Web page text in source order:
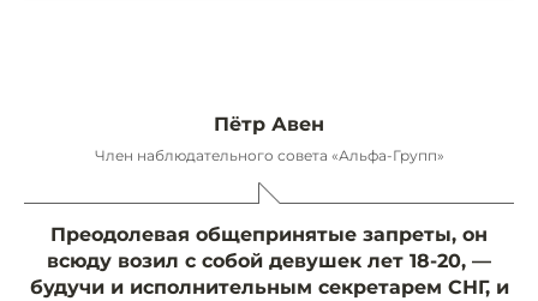
Пётр Авен
Член наблюдательного совета «Альфа-Групп»
Преодолевая общепринятые запреты, он
всюду возил с собой девушек лет 18-20, —
будучи и исполнительным секретарем СНГ, и